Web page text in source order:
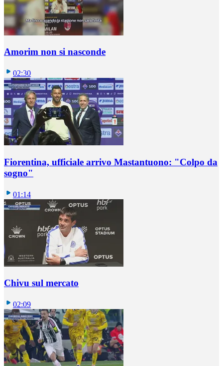
Amorim non si nasconde
02:30
Fiorentina, ufficiale arrivo Mastantuono: "Colpo da
sogno"
01:14
Chivu sul mercato
02:09